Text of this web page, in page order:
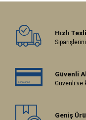
Hızlı
Güvenli
Güvenli ve
Geniş